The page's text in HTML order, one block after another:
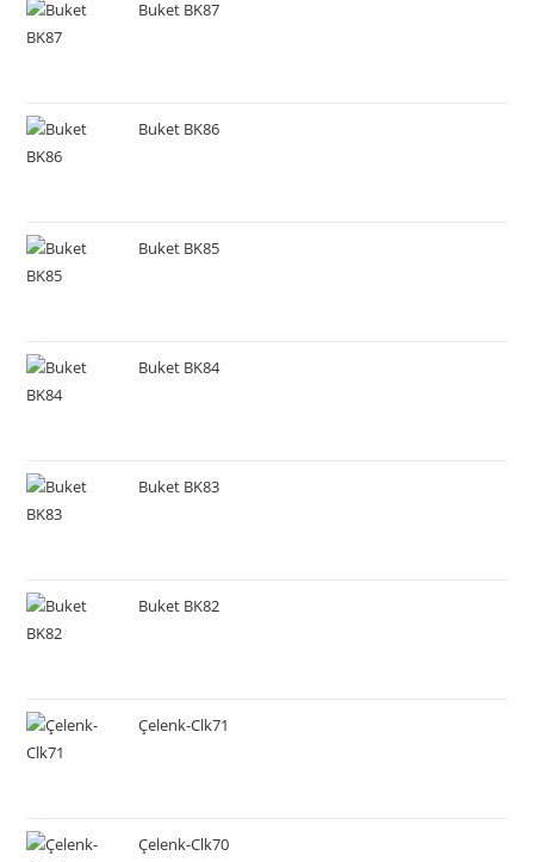
Buket BK87
Buket BK86
Buket BK85
Buket BK84
Buket BK83
Buket BK82
Çelenk-Clk71
Çelenk-Clk70